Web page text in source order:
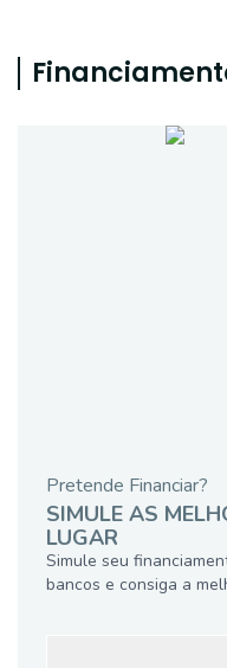
Pretende Financiar?
SIMULE AS
LUGAR
Simule seu
bancos e consiga a